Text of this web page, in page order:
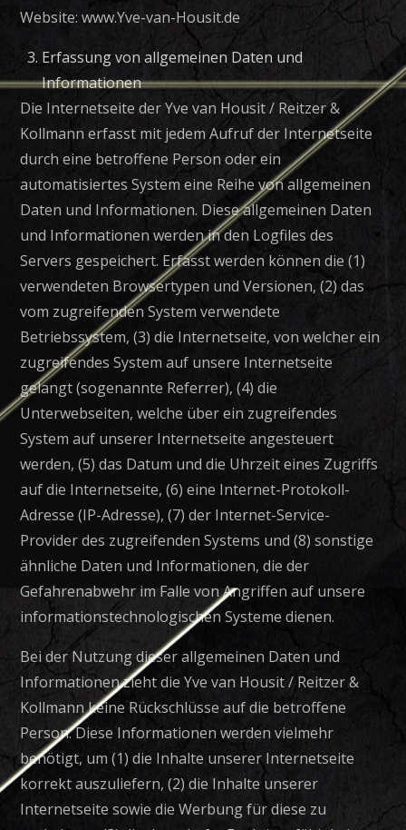
Website: www.Yve-van-Housit.de
Erfassung von allgemeinen Daten und
Informationen
Die Internetseite der Yve van Housit / Reitzer &
Kollmann erfasst mit jedem Aufruf der Internetseite
durch eine betroffene Person oder ein
automatisiertes System eine Reihe von allgemeinen
Daten und Informationen. Diese allgemeinen Daten
und Informationen werden in den Logfiles des
Servers gespeichert. Erfasst werden können die (1)
verwendeten Browsertypen und Versionen, (2) das
vom zugreifenden System verwendete
Betriebssystem, (3) die Internetseite, von welcher ein
zugreifendes System auf unsere Internetseite
gelangt (sogenannte Referrer), (4) die
Unterwebseiten, welche über ein zugreifendes
System auf unserer Internetseite angesteuert
werden, (5) das Datum und die Uhrzeit eines Zugriffs
auf die Internetseite, (6) eine Internet-Protokoll-
Adresse (IP-Adresse), (7) der Internet-Service-
Provider des zugreifenden Systems und (8) sonstige
ähnliche Daten und Informationen, die der
Gefahrenabwehr im Falle von Angriffen auf unsere
informationstechnologischen Systeme dienen.
Bei der Nutzung dieser allgemeinen Daten und
Informationen zieht die Yve van Housit / Reitzer &
Kollmann keine Rückschlüsse auf die betroffene
Person. Diese Informationen werden vielmehr
benötigt, um (1) die Inhalte unserer Internetseite
korrekt auszuliefern, (2) die Inhalte unserer
Internetseite sowie die Werbung für diese zu